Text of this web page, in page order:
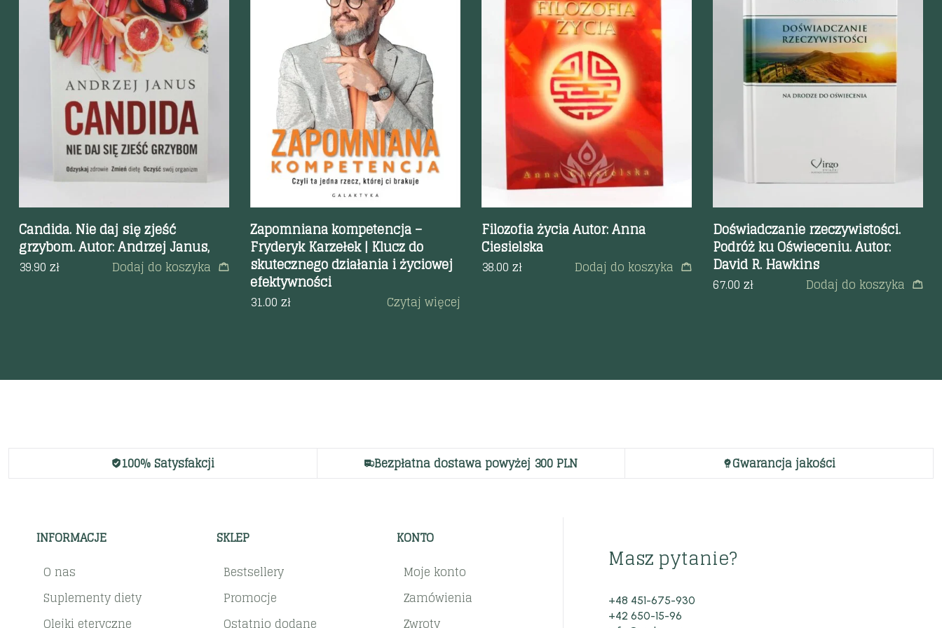
Szybki podgląd
Candida. Nie daj się zjeść
grzybom. Autor: Andrzej Janus,
39.90 zł Dodaj do koszyka
Szybki podgląd
Zapomniana kompetencja –
Fryderyk Karzełek | Klucz do
skutecznego działania i życiowej
efektywności
31.00 zł Czytaj więcej
Szybki podgląd
Filozofia życia Autor: Anna
Ciesielska
38.00 zł Dodaj do koszyka
Szybki podgląd
Doświadczanie rzeczywistości.
Podróż ku Oświeceniu. Autor:
David R. Hawkins
67.00 zł Dodaj do koszyka
100% Satysfakcji Bezpłatna dostawa powyżej 300 PLN Gwarancja jakości
INFORMACJE
O nas
Suplementy diety
Olejki eteryczne
SKLEP
Bestsellery
Promocje
Ostatnio dodane
KONTO
Moje konto
Zamówienia
Zwroty
Masz pytanie?
+48 451-675-930
+42 650-15-96